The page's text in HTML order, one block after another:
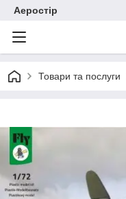
Аеростір
Товари та послуги